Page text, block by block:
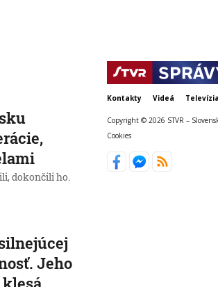
dokončili ho.
Jeho
Kontakty Videá Televízia
Copyright © 2026 STVR –
Cookies